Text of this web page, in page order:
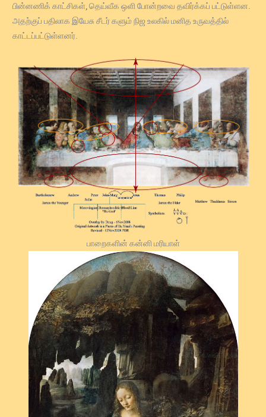
பின்னணிக் காட்சிகள், தெய்வீக ஒளி போன்றவை தவிர்க்கப் பட்டுள்ளன.
அதற்குப் பதிலாக இயேசு சீடர் களும் நிஜ உலகில் மனித உருவத்தில்
காட்டப்பட்டுள்ளனர்.
பாறைகளின் கன்னி மரியாள்